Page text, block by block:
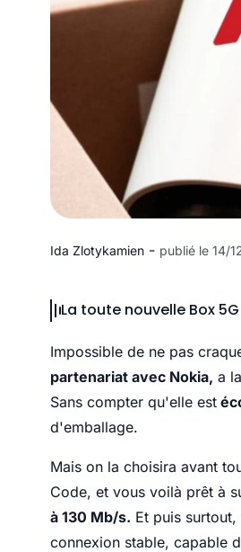
Ida Zlotykamien - publié le 14/
La toute nouvelle Box
Impossible de ne pas
partenariat avec Nokia, a
Sans compter qu'elle est
d'emballage.
Mais on la choisira avant
Code, et vous voilà prêt à
à 130 Mb/s. Et puis surtout,
connexion stable, capable